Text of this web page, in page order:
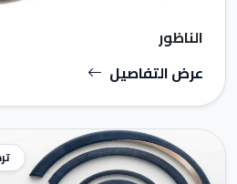
الناظور
عرض التفاصيل